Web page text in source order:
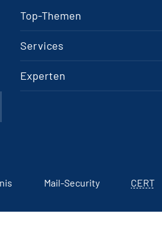
Top-Themen
Services
Experten
Mail-Security CERT